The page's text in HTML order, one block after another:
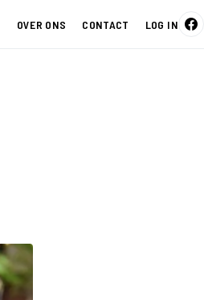
OVER ONS CONTACT LOG IN